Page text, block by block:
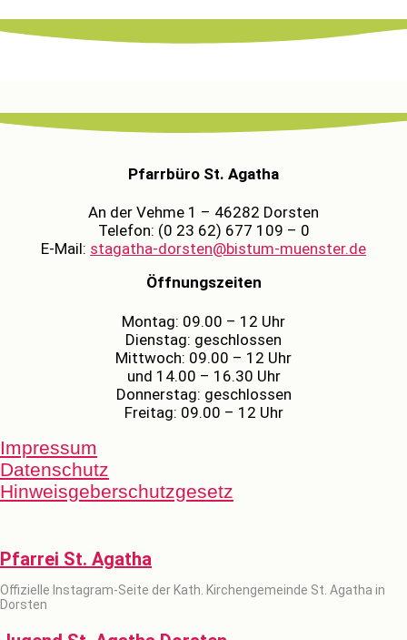
Pfarrbüro St. Agatha
An der Vehme 1 – 46282 Dorsten
Telefon: (0 23 62) 677 109 – 0
E-Mail: stagatha-dorsten@bistum-muenster.de
Öffnungszeiten
Montag: 09.00 – 12 Uhr
Dienstag: geschlossen
Mittwoch: 09.00 – 12 Uhr
und 14.00 – 16.30 Uhr
Donnerstag: geschlossen
Freitag: 09.00 – 12 Uhr
Impressum
Datenschutz
Hinweisgeberschutzgesetz
Pfarrei St. Agatha
Offizielle Instagram-Seite der Kath. Kirchengemeinde St. Agatha in
Dorsten